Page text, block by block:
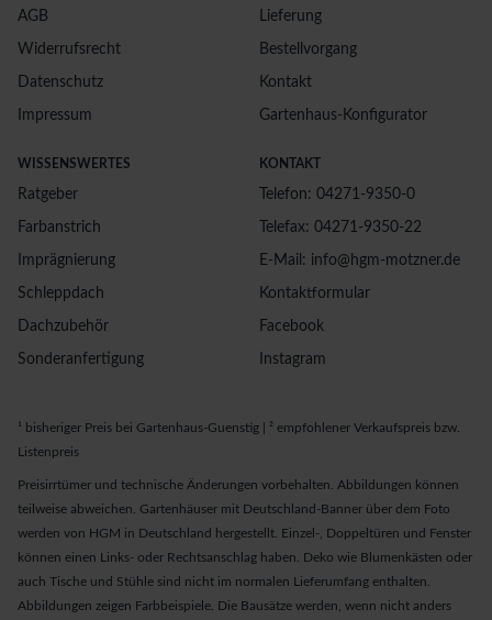
AGB
Widerrufsrecht
Datenschutz
Impressum
Lieferung
Bestellvorgang
Kontakt
Gartenhaus-Konfigurator
WISSENSWERTES
Ratgeber
Farbanstrich
Imprägnierung
Schleppdach
Dachzubehör
Sonderanfertigung
KONTAKT
Telefon: 04271-9350-0
Telefax: 04271-9350-22
E-Mail: info@hgm-motzner.de
Kontaktformular
Facebook
Instagram
¹ bisheriger Preis bei Gartenhaus-Guenstig | ² empfohlener Verkaufspreis bzw.
Listenpreis
Preisirrtümer und technische Änderungen vorbehalten. Abbildungen können
teilweise abweichen. Gartenhäuser mit Deutschland-Banner über dem Foto
werden von HGM in Deutschland hergestellt. Einzel-, Doppeltüren und Fenster
können einen Links- oder Rechtsanschlag haben. Deko wie Blumenkästen oder
auch Tische und Stühle sind nicht im normalen Lieferumfang enthalten.
Abbildungen zeigen Farbbeispiele. Die Bausätze werden, wenn nicht anders